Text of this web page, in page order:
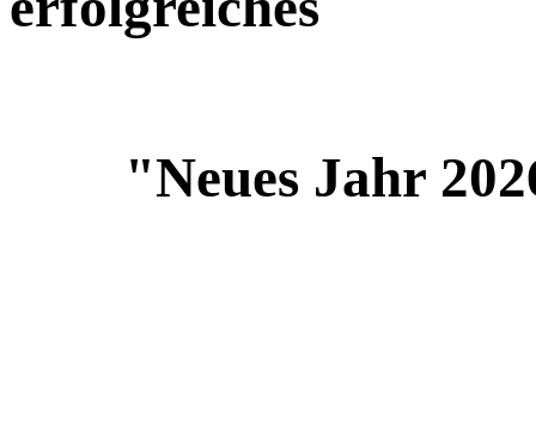
"Neues Jahr